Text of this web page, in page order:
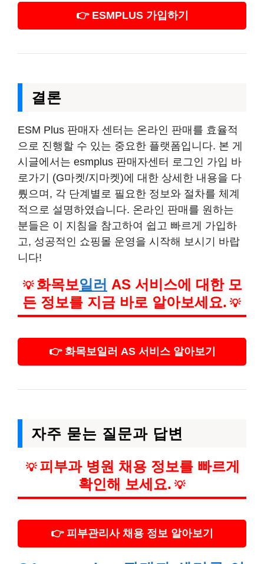
👉 ESMPLUS 가입하기
결론
ESM Plus 판매자 센터는 온라인 판매를 효율적
으로 진행할 수 있는 중요한 플랫폼입니다. 본 게
시글에서는 esmplus 판매자센터 로그인 가입 바
로가기 (G마켓/지마켓)에 대한 상세한 내용을 다
뤘으며, 각 단계별로 필요한 정보와 절차를 체계
적으로 설명하였습니다. 온라인 판매를 원하는
분들은 이 지침을 참고하여 쉽고 빠르게 가입하
고, 성공적인 쇼핑몰 운영을 시작해 보시기 바랍
니다!
💡 화목보일러 AS 서비스에 대한 모
든 정보를 지금 바로 알아보세요. 💡
👉 화목보일러 AS 서비스 알아보기
자주 묻는 질문과 답변
💡 피부과 병원 채용 정보를 빠르게
확인해 보세요. 💡
👉 피부관리사 채용 정보 알아보기